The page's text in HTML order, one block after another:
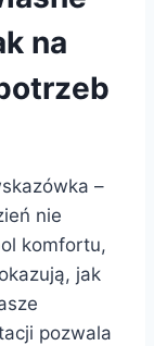
na
–
nie
komfortu,
jak
pozwala